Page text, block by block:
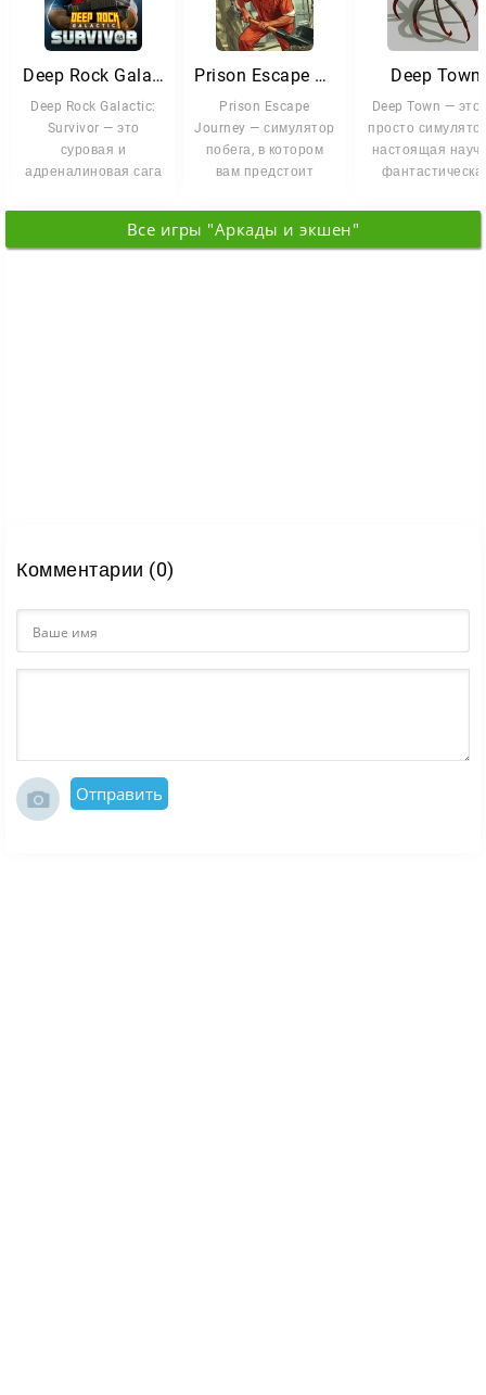
Deep Rock Galactic
Deep Rock Galactic:
Survivor — это
суровая и
адреналиновая сага
самых тёмных
Prison Escape Journey
Prison Escape
Journey — симулятор
побега, в котором
вам предстоит
тюрьмы строгого
Deep Town
Deep Town — это
просто
настоящая
Все игры "Аркады и экшен"
Комментарии (0)
Отправить